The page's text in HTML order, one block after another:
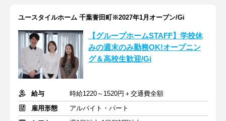
ユースタイルホーム 千葉誉田町※2027年1月オープン/Gi
【グループホームSTAFF】学校休
みの週末のみ勤務OK!オープニン
グ＆高校生歓迎/Gi
給与
時給1220～1520円＋交通費全額
雇用形態
アルバイト・パート